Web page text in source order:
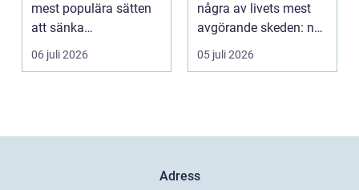
mest populära sätten
att sänka
uppvärmningskostnad
er och ...
06 juli 2026
några av livets mest
avgörande skeden: när
en graviditet plane...
05 juli 2026
Adress